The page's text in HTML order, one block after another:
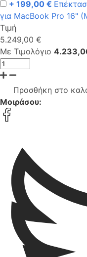
+ 199,00 €
για MacBook Pro 16"
Τιμή
5.249,00 €
Με Τιμολόγιο
Προσθήκη στο
Μοιράσου: